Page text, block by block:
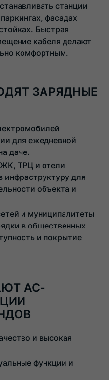
станции
фасадах
Быстрая
кабеля делают
комфортным.
ЗАРЯДНЫЕ
для ежедневной
даче.
ТРЦ и отели
инфраструктуру для
объекта и
и муниципалитеты
в общественных
и покрытие
AC-
и высокая
функции и